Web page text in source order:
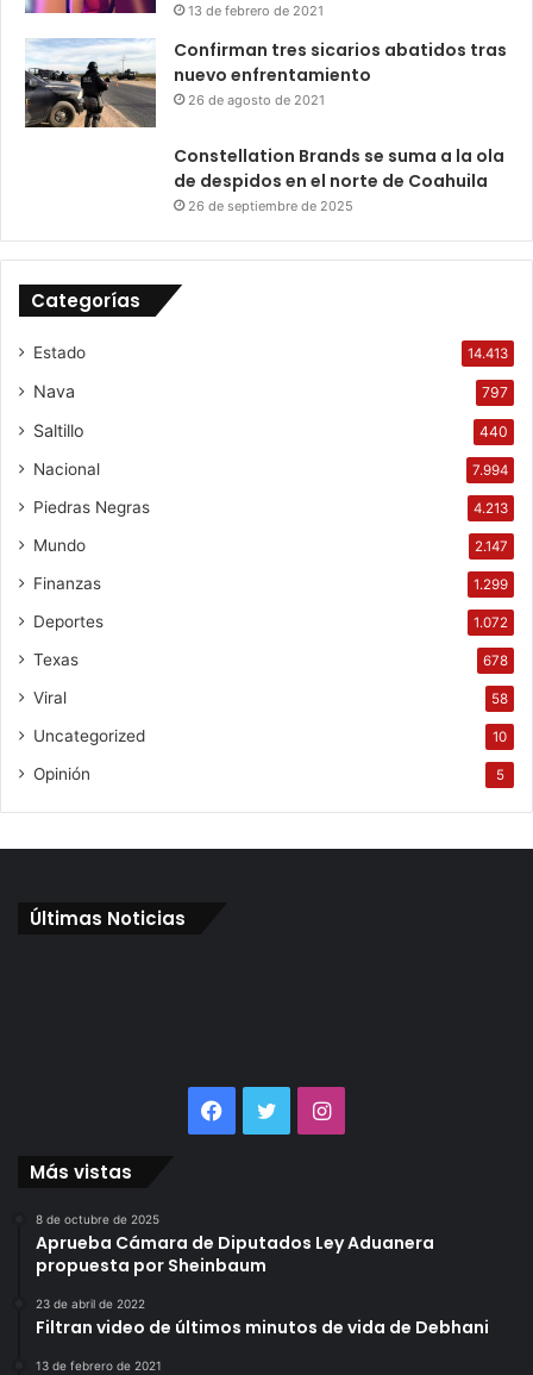
13 de febrero de 2021
Confirman tres sicarios abatidos tras
nuevo enfrentamiento
26 de agosto de 2021
Constellation Brands se suma a la ola
de despidos en el norte de Coahuila
26 de septiembre de 2025
Categorías
Estado 14.413
Nava 797
Saltillo 440
Nacional 7.994
Piedras Negras 4.213
Mundo 2.147
Finanzas 1.299
Deportes 1.072
Texas 678
Viral 58
Uncategorized 10
Opinión 5
Últimas Noticias
Facebook
TwitterInstagram
Más vistas
8 de octubre de 2025
Aprueba Cámara de Diputados Ley Aduanera
propuesta por Sheinbaum
23 de abril de 2022
Filtran video de últimos minutos de vida de Debhani
13 de febrero de 2021